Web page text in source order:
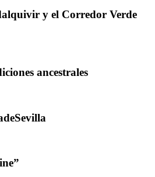
y el Corredor Verde
ancestrales